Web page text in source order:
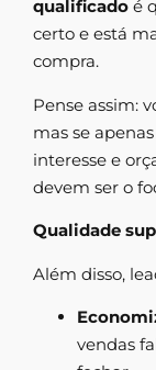
qualificado é
certo e está
compra.
Pense assim:
mas se
interesse e
devem ser o
Qualidade
Além disso,
vendas